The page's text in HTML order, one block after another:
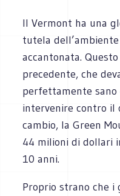
Il Vermont ha una
tutela
accantonata.
precedente, che
perfettamente
intervenire contro il
cambio, la Green
44 milioni di dollari
10 anni.
Proprio strano che